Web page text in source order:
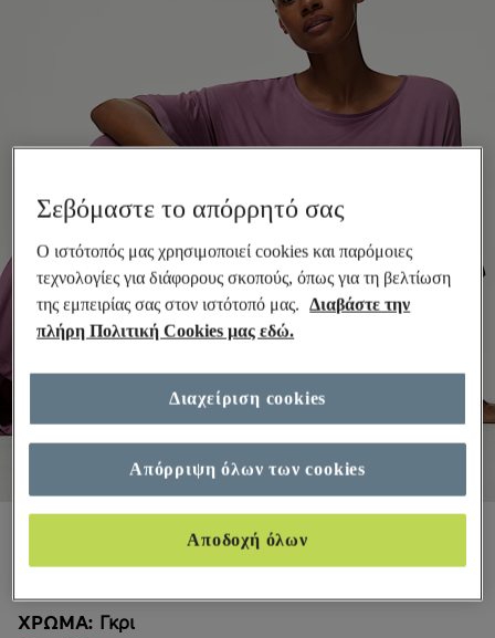
99 κριτικές
Όλες οι τιμές περιλαμβάνουν φόρους και δασμούς
ΧΡΏΜΑ: Γκρι
Σεβόμαστε το απόρρητό σας
Ο ιστότοπός μας χρησιμοποιεί cookies και παρόμοιες
τεχνολογίες για διάφορους σκοπούς, όπως για τη βελτίωση
της εμπειρίας σας στον ιστότοπό μας.
Διαβάστε την
πλήρη Πολιτική Cookies μας εδώ.
Απόρριψη όλων των cookies
Αποδοχή όλων
Διαχείριση cookies